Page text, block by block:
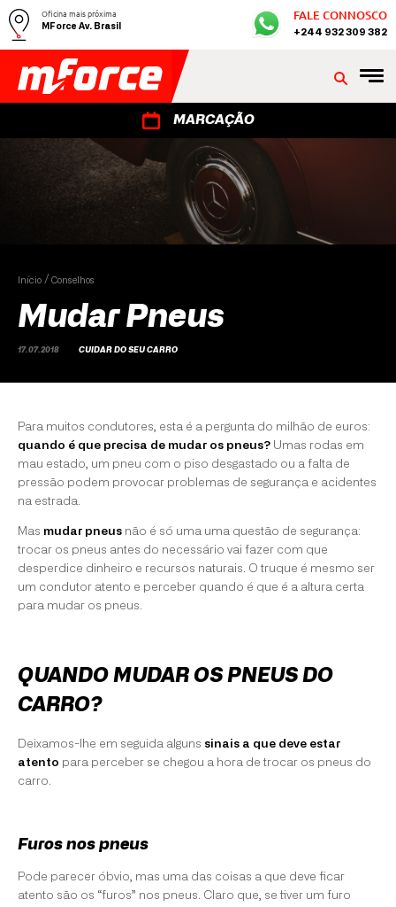
Oficina mais próxima
MForce Av. Brasil
FALE CONNOSCO
+244 932 309 382
MARCAÇÃO
Início Conselhos
Mudar Pneus
17.07.2018 CUIDAR DO SEU CARRO
Para muitos condutores, esta é a pergunta do milhão de euros:
quando é que precisa de mudar os pneus? Umas rodas em
mau estado, um pneu com o piso desgastado ou a falta de
pressão podem provocar problemas de segurança e acidentes
na estrada.
Mas mudar pneus não é só uma uma questão de segurança:
trocar os pneus antes do necessário vai fazer com que
desperdice dinheiro e recursos naturais. O truque é mesmo ser
um condutor atento e perceber quando é que é a altura certa
para mudar os pneus.
QUANDO MUDAR OS PNEUS DO
CARRO?
Deixamos-lhe em seguida alguns sinais a que deve estar
atento para perceber se chegou a hora de trocar os pneus do
carro.
Furos nos pneus
Pode parecer óbvio, mas uma das coisas a que deve ficar
atento são os “furos” nos pneus. Claro que, se tiver um furo